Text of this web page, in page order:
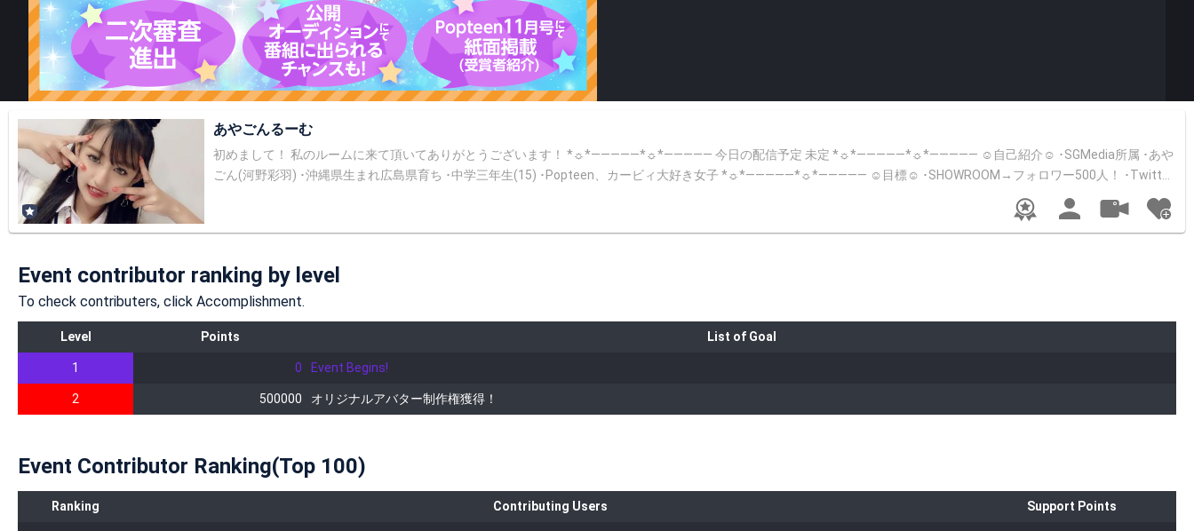
あやごんるーむ
初めまして！ 私のルームに来て頂いてありがとうございます！ *☼*―――――*☼*――――― 今日の配信予定 未定 *☼*―――――*☼*――――― ☺︎自己紹介☺︎ ･SGMedia所属 ･あや
ごん(河野彩羽) ･沖縄県生まれ広島県育ち ･中学三年生(15) ･Popteen、カービィ大好き女子 *☼*―――――*☼*――――― ☺︎目標☺︎ ･SHOWROOM→フォロワー500人！ ･Twitter
のフォローして頂けると有難いです*ˊᵕˋ* ･星投げ、カウントされた方はきちんとお礼を言いたいのでコメントで教えてください！ ･リスナーさんとの会話には｢●｣をつけてく
れていませんが私なりに少しでもリスナーさんに楽しんでもらえれるような配信にしようと思うので、良かったらまた見に来てください！ルームフォロー、推薦コメントの
方もよろしくお願いします！
Event contributor ranking by level
To check contributers, click Accomplishment.
Level Points List of Goal
1 0 Event Begins!
2 500000 オリジナルアバター制作権獲得！
Event Contributor Ranking(Top 100)
Ranking Contributing Users Support Points